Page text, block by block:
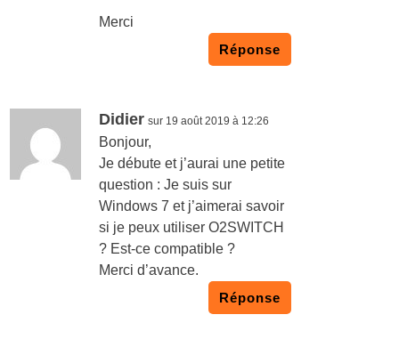
Merci
Réponse
Didier sur 19 août 2019 à 12:26
Bonjour,
Je débute et j’aurai une petite
question : Je suis sur
Windows 7 et j’aimerai savoir
si je peux utiliser O2SWITCH
? Est-ce compatible ?
Merci d’avance.
Réponse